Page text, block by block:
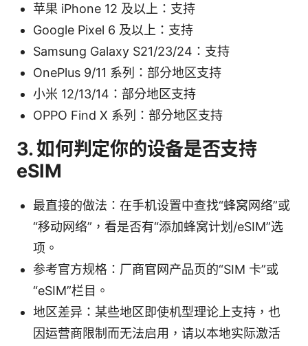
苹果 iPhone 12 及以上：支持
Google Pixel 6 及以上：支持
Samsung Galaxy S21/23/24：支持
OnePlus 9/11 系列：部分地区支持
小米 12/13/14：部分地区支持
OPPO Find X 系列：部分地区支持
3. 如何判定你的设备是否支持
eSIM
最直接的做法：在手机设置中查找“蜂窝网络”或
“移动网络”，看是否有“添加蜂窝计划/eSIM”选
项。
参考官方规格：厂商官网产品页的“SIM 卡”或
“eSIM”栏目。
地区差异：某些地区即使机型理论上支持，也
因运营商限制而无法启用，请以本地实际激活